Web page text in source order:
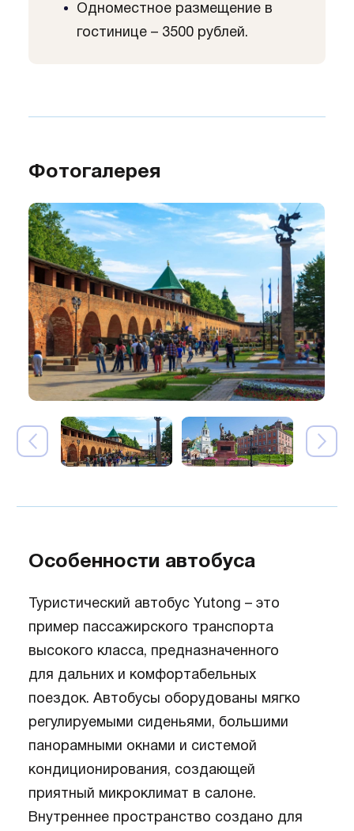
Одноместное размещение в
гостинице – 3500 рублей.
Фотогалерея
Особенности автобуса
Туристический автобус Yutong – это
пример пассажирского транспорта
высокого класса, предназначенного
для дальних и комфортабельных
поездок. Автобусы оборудованы мягко
регулируемыми сиденьями, большими
панорамными окнами и системой
кондиционирования, создающей
приятный микроклимат в салоне.
Внутреннее пространство создано для